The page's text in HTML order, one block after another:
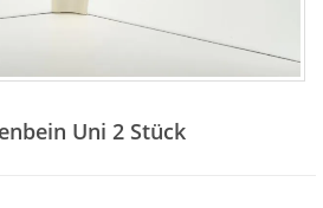
Uni 2 Stück